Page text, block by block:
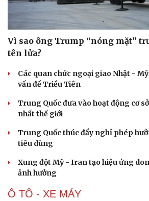
Vì sao ông Trump “nóng mặt”
tên lửa?
Các quan chức ngoại giao Nhật -
vấn đề Triều Tiên
Trung Quốc đưa vào hoạt động cơ
nhất thế giới
Trung Quốc thúc đẩy nghỉ phép
tiêu dùng
Xung đột Mỹ - Iran tạo hiệu ứng
ảnh hưởng
Ô TÔ - XE MÁY